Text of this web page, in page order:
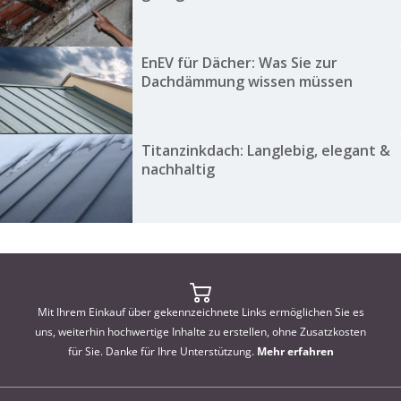
EnEV für Dächer: Was Sie zur
Dachdämmung wissen müssen
Titanzinkdach: Langlebig, elegant &
nachhaltig
Mit Ihrem Einkauf über gekennzeichnete Links ermöglichen Sie es
uns, weiterhin hochwertige Inhalte zu erstellen, ohne Zusatzkosten
für Sie. Danke für Ihre Unterstützung. Mehr erfahren